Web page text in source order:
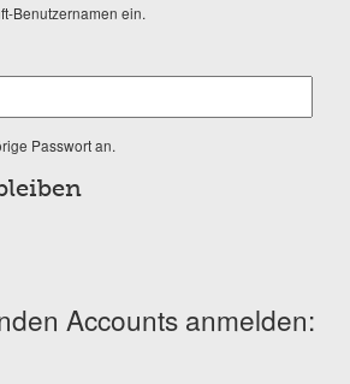
Benutzernamen ein.
Passwort an.
Accounts anmelden: